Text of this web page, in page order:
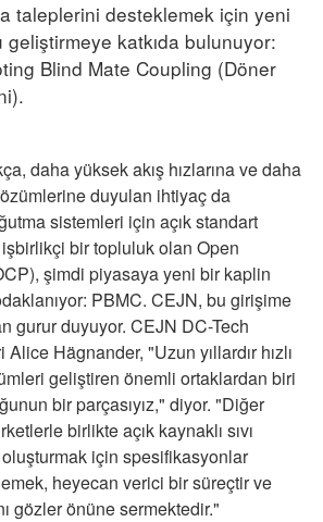
taleplerini desteklemek için yeni
katkıda bulunuyor:
Blind Mate Coupling (Döner
daha yüksek akış hızlarına ve daha
duyulan ihtiyaç da
sistemleri için açık standart
bir topluluk olan Open
şimdi piyasaya yeni bir kaplin
PBMC. CEJN, bu girişime
gurur duyuyor. CEJN DC-Tech
Hägnander, "Uzun yıllardır hızlı
geliştiren önemli ortaklardan biri
bir parçasıyız," diyor. "Diğer
birlikte açık kaynaklı sıvı
için spesifikasyonlar
heyecan verici bir süreçtir ve
gözler önüne sermektedir."